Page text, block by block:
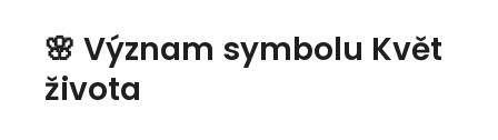
🌸 Význam symbolu Květ
života